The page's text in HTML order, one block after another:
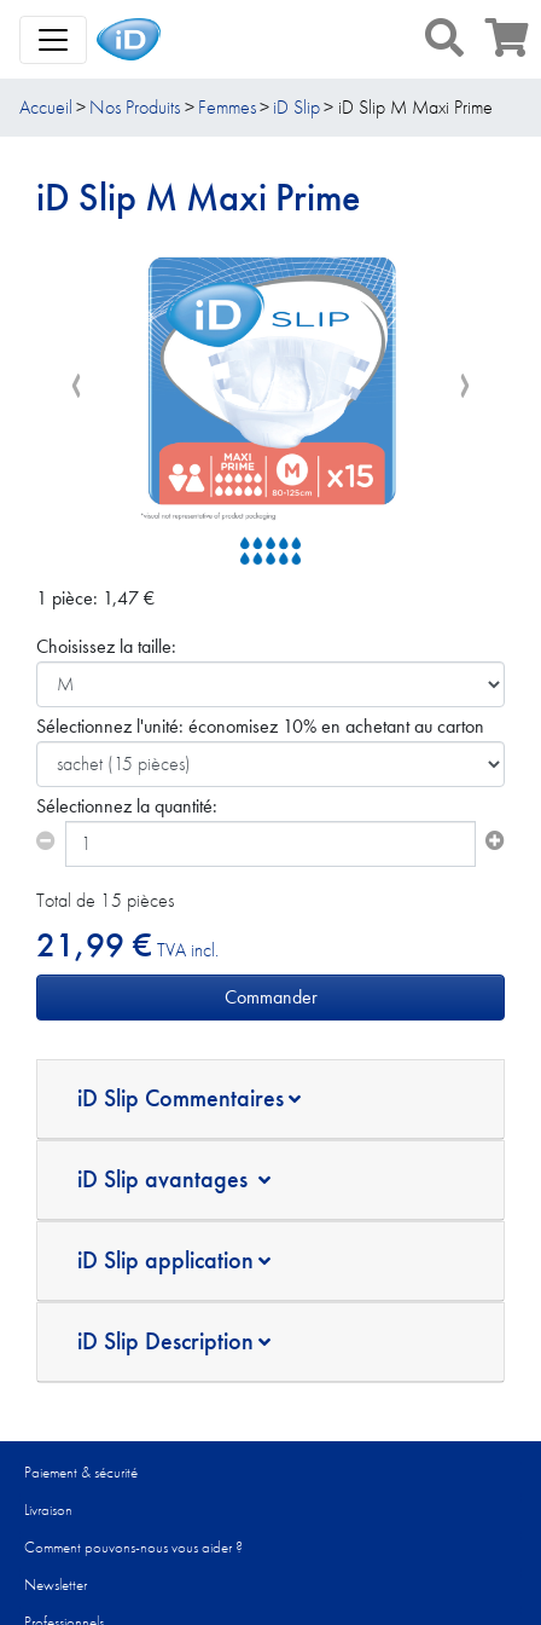
Toggle Navigation
Accueil Nos Produits Femmes iD Slip iD Slip M Maxi Prime
iD Slip M Maxi Prime
1 pièce: 1,47€
Choisissez la taille:
Sélectionnez l'unité: économisez 10% en achetant au carton
Sélectionnez la quantité:
Total de 15 pièces
21,99 € TVA incl.
iD Slip Commentaires
iD Slip avantages
iD Slip application
iD Slip Description
Paiement & sécurité
Livraison
Comment pouvons-nous vous aider ?​
Newsletter